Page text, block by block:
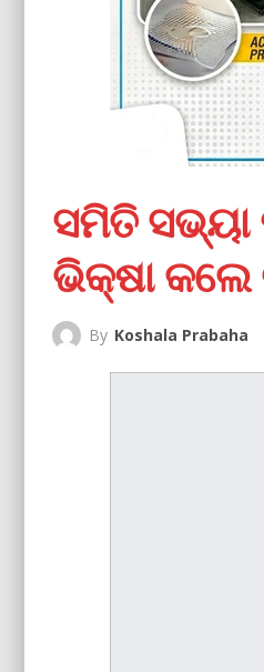
ସମିତି ସଭ୍ୟା
ଭିକ୍ଷା କଲେ
By Koshala Prabaha